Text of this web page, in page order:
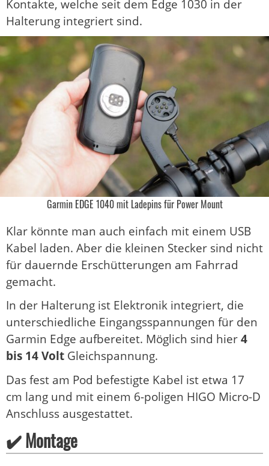
Kontakte, welche seit dem Edge 1030 in der
Halterung integriert sind.
Garmin EDGE 1040 mit Ladepins für Power Mount
Klar könnte man auch einfach mit einem USB
Kabel laden. Aber die kleinen Stecker sind nicht
für dauernde Erschütterungen am Fahrrad
gemacht.
In der Halterung ist Elektronik integriert, die
unterschiedliche Eingangsspannungen für den
Garmin Edge aufbereitet. Möglich sind hier4
bis 14 Volt Gleichspannung.
Das fest am Pod befestigte Kabel ist etwa 17
cm lang und mit einem 6-poligen HIGO Micro-D
Anschluss ausgestattet.
✔️ Montage